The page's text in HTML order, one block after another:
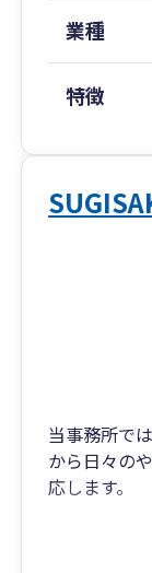
業種
特徴
当事務所で
から日々の
応します。
担当者が途